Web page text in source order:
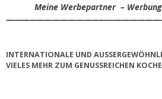
Meine Werbepartner –
INTERNATIONALE UND
IELES MEHR ZUM GENUSSREICHEN